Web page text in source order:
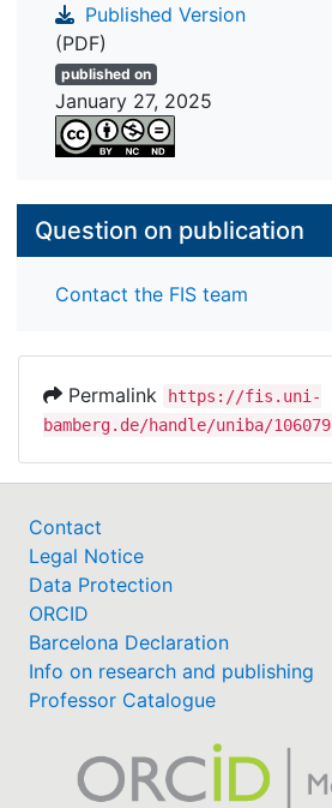
Published Version
(PDF)
published on
January 27, 2025
Question on publication
Contact the FIS team
Permalink
https://fis.uni-
bamberg.de/handle/uniba/106079
Contact
Legal Notice
Data Protection
ORCID
Barcelona Declaration
Info on research and publishing
Professor Catalogue